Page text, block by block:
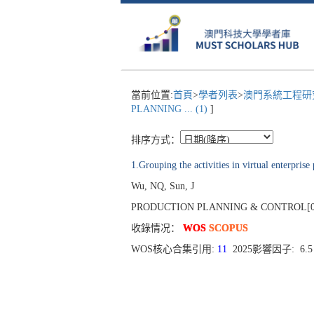
當前位置:首頁>學者列表>澳門系統工程
PLANNING ... (1) ]
排序方式：
1.Grouping the activities in virtual enterprise
Wu, NQ, Sun, J
PRODUCTION PLANNING &
收錄情况： WOS SCOPUS
WOS核心合集引用: 11 2025影響因子: